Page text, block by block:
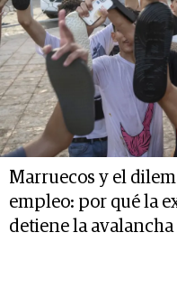
Marruecos y el
empleo: por qué la
detiene la